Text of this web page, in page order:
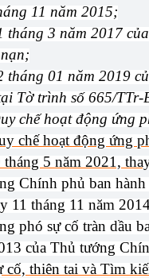
11 năm 2015;
tháng 3 năm 2017
tháng 01 năm 2019
Tờ trình số 665/
chế hoạt động ứng
chế hoạt động ứng
5 năm 2021,
Chính phủ ban
11 tháng 11 năm
phó sự cố tràn dầu
của Thủ tướng
thiên tai và Tìm